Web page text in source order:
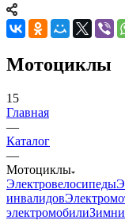
Мотоциклы
15
Главная
—
Каталог
—
Мотоциклы
Электровелосипеды
инвалидов
электромобили